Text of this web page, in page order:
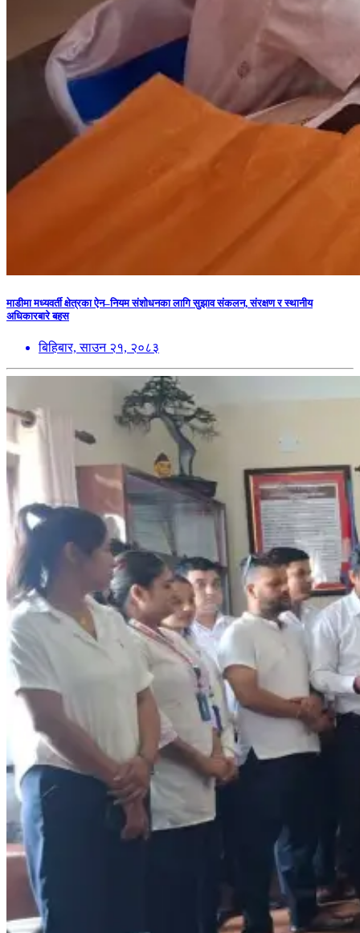
माडीमा मध्यवर्ती क्षेत्रका ऐन–नियम संशोधनका लागि सुझाव संकलन, संरक्षण र स्थानीय
अधिकारबारे बहस
बिहिबार, साउन २१, २०८३